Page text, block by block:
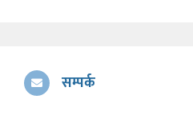
सम्पर्क